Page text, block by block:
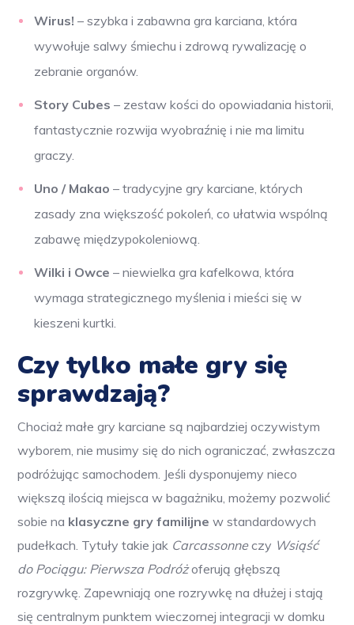
Wirus! – szybka i zabawna gra karciana, która
wywołuje salwy śmiechu i zdrową rywalizację o
zebranie organów.
Story Cubes – zestaw kości do opowiadania historii,
fantastycznie rozwija wyobraźnię i nie ma limitu
graczy.
Uno / Makao – tradycyjne gry karciane, których
zasady zna większość pokoleń, co ułatwia wspólną
zabawę międzypokoleniową.
Wilki i Owce – niewielka gra kafelkowa, która
wymaga strategicznego myślenia i mieści się w
kieszeni kurtki.
Czy tylko małe gry się
sprawdzają?
Chociaż małe gry karciane są najbardziej oczywistym
wyborem, nie musimy się do nich ograniczać, zwłaszcza
podróżując samochodem. Jeśli dysponujemy nieco
większą ilością miejsca w bagażniku, możemy pozwolić
sobie na klasyczne gry familijne w standardowych
pudełkach. Tytuły takie jak Carcassonneczy Wsiąść
do Pociągu: Pierwsza Podróżoferują głębszą
rozgrywkę. Zapewniają one rozrywkę na dłużej i stają
się centralnym punktem wieczornej integracji w domku